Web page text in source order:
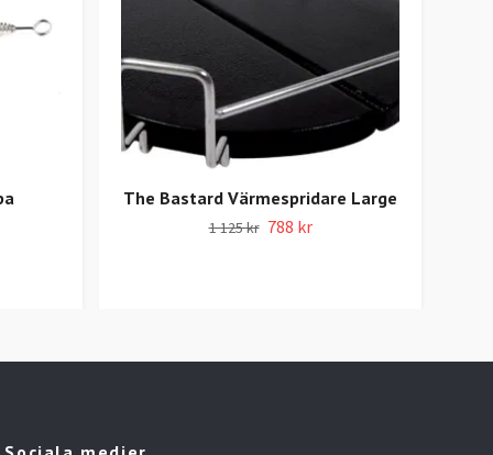
The Bastard Värmespridare Large
1 125 kr 788 kr